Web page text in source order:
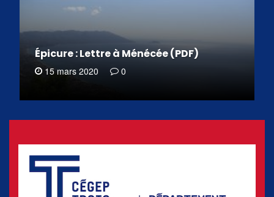
Épicure : Lettre à Ménécée (PDF)
15 mars 2020 0